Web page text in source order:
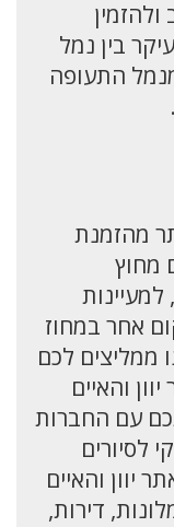
בין נמל
התעופה
מהזמנת
מחוץ
אחר במחוז
ממליצים לכם
והאיים
עם החברות
לסיורים
יוון והאיים
דירות,